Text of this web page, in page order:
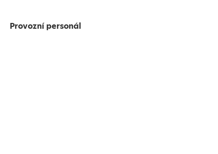
Provozní personál